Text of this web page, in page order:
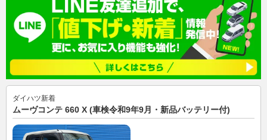
ダイハツ新着
ムーヴコンテ 660 X (車検令和9年9月・新品バッテリー付)